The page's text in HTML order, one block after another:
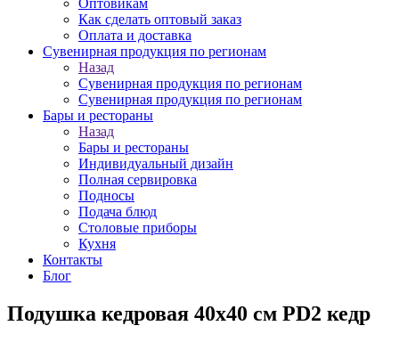
Оптовикам
Как сделать оптовый заказ
Оплата и доставка
Сувенирная продукция по регионам
Назад
Сувенирная продукция по регионам
Сувенирная продукция по регионам
Бары и рестораны
Назад
Бары и рестораны
Индивидуальный дизайн
Полная сервировка
Подносы
Подача блюд
Столовые приборы
Кухня
Контакты
Блог
Подушка кедровая 40х40 см PD2 кедр